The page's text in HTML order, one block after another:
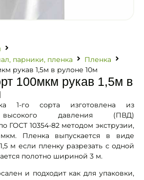
парники, пленка
Пленка
рукав 1,5м в рулоне 10м
100мкм рукав 1,5м в
1-го сорта изготовлена из
высокого давления (ПВД)
ГОСТ 10354-82 методом экструзии,
Пленка выпускается в виде
м если пленку разрезать с одной
полотно шириной 3 м.
и подходит как для упаковки,